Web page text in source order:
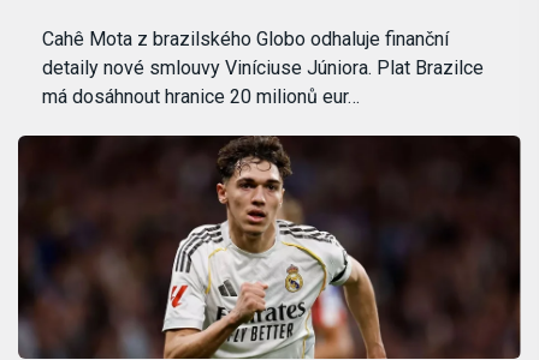
Cahê Mota z brazilského Globo odhaluje finanční
detaily nové smlouvy Viníciuse Júniora. Plat Brazilce
má dosáhnout hranice 20 milionů eur…